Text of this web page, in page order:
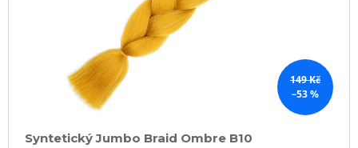
149 Kč
–53 %
Syntetický Jumbo Braid Ombre B10